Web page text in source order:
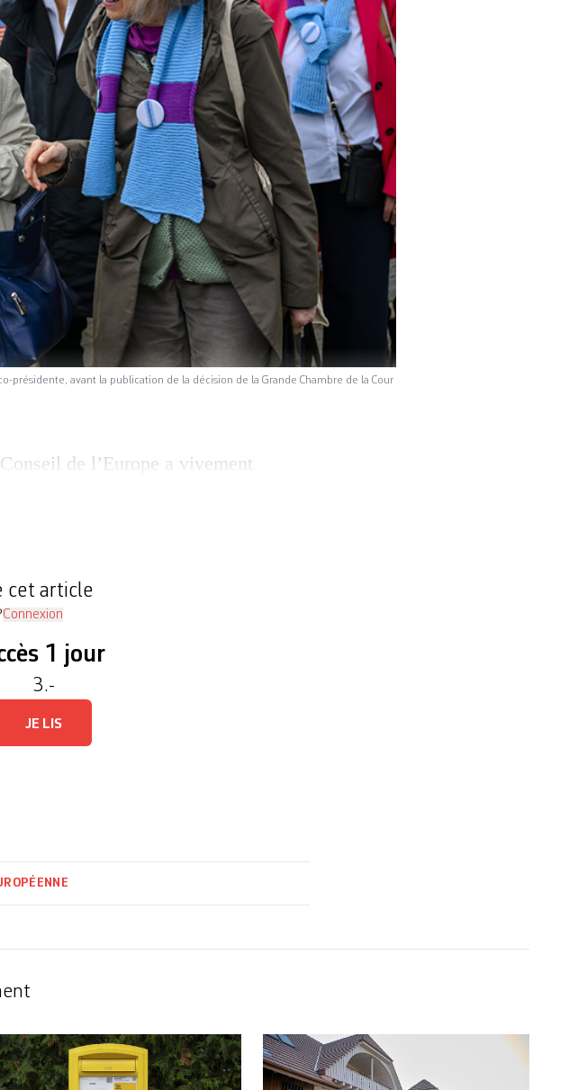
présidente, avant la publication de la décision de la Grande Chambre de la Cour
de l’Europe a vivement
cet article
Connexion
1 jour
3.-
JE LIS